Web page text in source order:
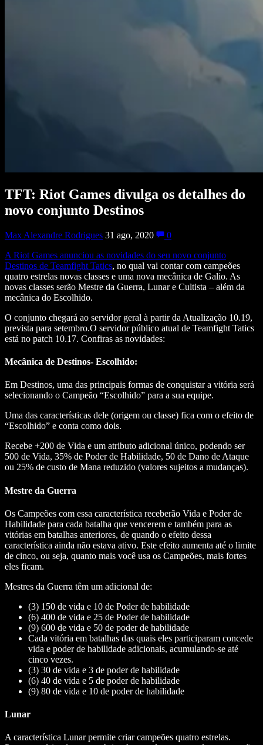
TFT: Riot Games divulga os detalhes do
novo conjunto Destinos
Max Alexandre Rodrigues 31 ago, 2020
0
A Riot Games anunciou as novidades do seu novo conjunto
Destinos de Teamfight Tatics, no qual vai contar com campeões
quatro estrelas novas classes e uma nova mecânica de Galio. As
novas classes serão Mestre da Guerra, Lunar e Cultista – além da
mecânica do Escolhido.
O conjunto chegará ao servidor geral à partir da Atualização 10.19,
prevista para setembro.O servidor público atual de Teamfight Tatics
está no patch 10.17. Confiras as novidades:
Mecânica de Destinos- Escolhido:
Em Destinos, uma das principais formas de conquistar a vitória será
selecionando o Campeão “Escolhido” para a sua equipe.
Uma das características dele (origem ou classe) fica com o efeito de
“Escolhido” e conta como dois.
Recebe +200 de Vida e um atributo adicional único, podendo ser
500 de Vida, 35% de Poder de Habilidade, 50 de Dano de Ataque
ou 25% de custo de Mana reduzido (valores sujeitos a mudanças).
Mestre da Guerra
Os Campeões com essa característica receberão Vida e Poder de
Habilidade para cada batalha que vencerem e também para as
vitórias em batalhas anteriores, de quando o efeito dessa
característica ainda não estava ativo. Este efeito aumenta até o limite
de cinco, ou seja, quanto mais você usa os Campeões, mais fortes
eles ficam.
Mestres da Guerra têm um adicional de:
(3) 150 de vida e 10 de Poder de habilidade
(6) 400 de vida e 25 de Poder de habilidade
(9) 600 de vida e 50 de poder de habilidade
Cada vitória em batalhas das quais eles participaram concede
vida e poder de habilidade adicionais, acumulando-se até
cinco vezes.
(3) 30 de vida e 3 de poder de habilidade
(6) 40 de vida e 5 de poder de habilidade
(9) 80 de vida e 10 de poder de habilidade
Lunar
A característica Lunar permite criar campeões quatro estrelas.